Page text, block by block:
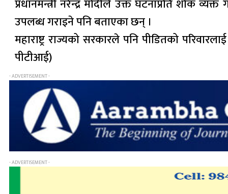
प्रधानमन्त्री नरेन्द्र मोदीले उक्त घटनाप्रति शोक
उपलब्ध गराइने पनि बताएका छन् ।
महाराष्ट्र राज्यको सरकारले पनि पीडितको
पीटीआई)
- ADVERTISEMENT -
- ADVERTISEMENT -